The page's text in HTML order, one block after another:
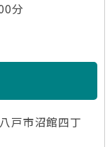
分
戸市沼館四丁